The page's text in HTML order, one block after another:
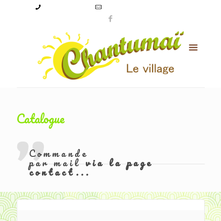
Catalogue
Commande
par mailvia la page
contact...